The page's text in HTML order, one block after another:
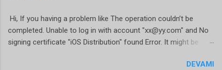
olarak bizden çok farklılar. Sanki bundan 3000 yıl
öncesi, maya medeniyetine gitmişsiniz gibi.
Evleri oldukça ucuz, normal otel mantığı bir yere
Hi, If you having a problem like The operation couldn’t be
completed. Unable to log in with account "xx@yy.com" and No
signing certificate "iOS Distribution" found Error. It might be
DEVAMI